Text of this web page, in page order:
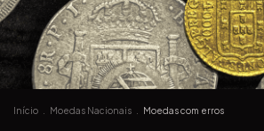
Início Moedas Nacionais Moedas com erros